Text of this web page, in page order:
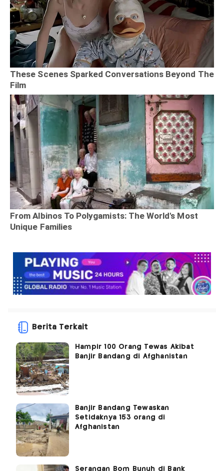
Berita Terkait
Hampir 100 Orang Tewas Akibat
Banjir Bandang di Afghanistan
Banjir Bandang Tewaskan
Setidaknya 153 orang di
Afghanistan
Serangan Bom Bunuh di Bank